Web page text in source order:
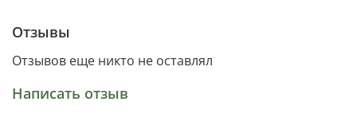
Отзывы
Отзывов еще никто не оставлял
Написать отзыв